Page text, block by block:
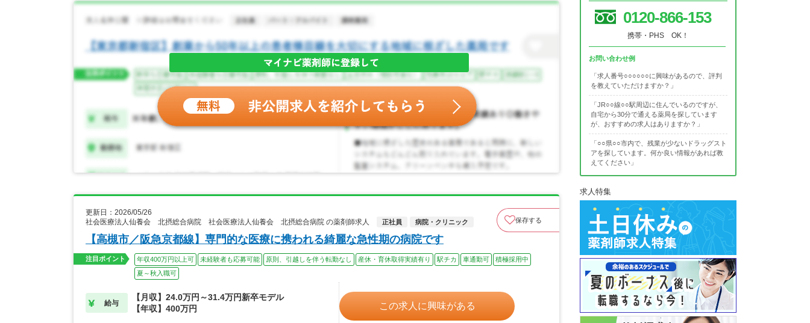
更新日：2026/05/26
社会医療法人仙養会 北摂総合病院 社会医療法人仙養会 北摂総合病院 の薬剤師求人
正社員 病院・クリニック 保存する
【高槻市／阪急京都線】専門的な医療に携われる綺麗な急性期の病院です
注目ポイント 年収400万円以上可 未経験者も応募可能 原則、引越しを伴う転勤なし 産休・育休取得実績有り 駅チカ 車通勤可
積極採用中
夏～秋入職可
給与
【月収】24.0万円～31.4万円新卒モデル
【年収】400万円
この求人に興味がある
0120-866-153
携帯・PHS OK！
お問い合わせ例
「求人番号○○○○○○に興味があるので、評判
を教えていただけますか？」
「JR○○線○○駅周辺に住んでいるのですが、
自宅から30分で通える薬局を探しています
が、おすすめの求人はありますか？」
「○○県○○市内で、残業が少ないドラッグスト
アを探しています。何か良い情報があれば教
えてください」
求人特集